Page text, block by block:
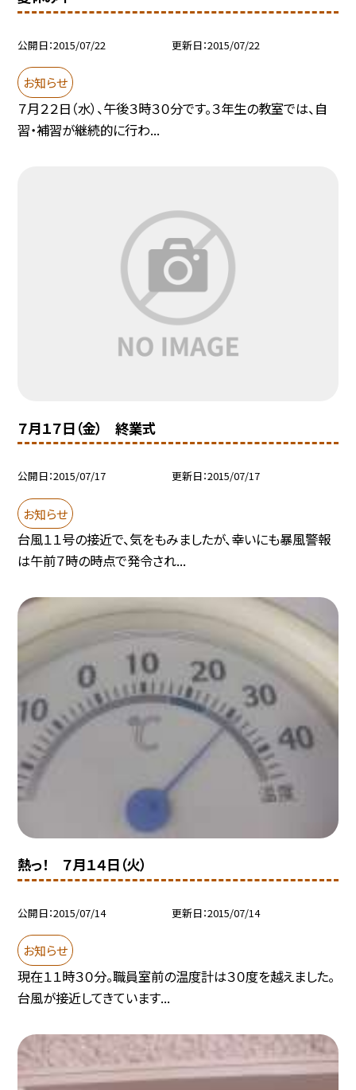
公開日 2015/07/22 更新日 2015/07/22
お知らせ
７月２２日（水）、午後３時３０分です。３年生の教室では、自
習・補習が継続的に行わ...
７月１７日（金） 終業式
公開日 2015/07/17 更新日 2015/07/17
お知らせ
台風１１号の接近で、気をもみましたが、幸いにも暴風警報
は午前７時の時点で発令され...
熱っ！ ７月１４日（火）
公開日 2015/07/14 更新日 2015/07/14
お知らせ
現在１１時３０分。職員室前の温度計は３０度を越えました。
台風が接近してきています...